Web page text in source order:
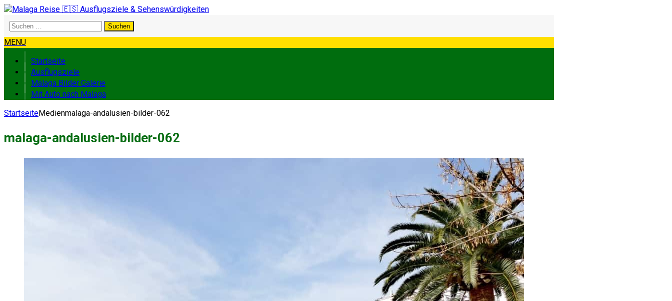
Suchen
nach:
MENU
Startseite
Ausflugsziele
Malaga Bilder Galerie
Mit Auto nach Malaga
StartseiteMedienmalaga-andalusien-bilder-062
malaga-andalusien-bilder-062